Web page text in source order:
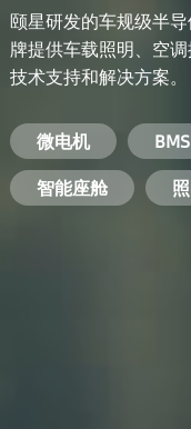
颐星研发的车规级半
牌提供车载照明、空
技术支持和解决方案。
微电机 BMS
智能座舱
电池管理系统
工业电焊机
安防摄像头
开关电源
PC电源
电脑 手机
智能农业
智能家居